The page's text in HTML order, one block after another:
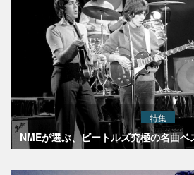
特集
NMEが選ぶ、ビートルズ究極の名曲